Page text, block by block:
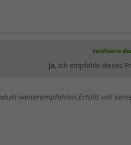
Verifizierte
Ja, ich empfehle dieses
weiterempfehlen.Erfüllt voll